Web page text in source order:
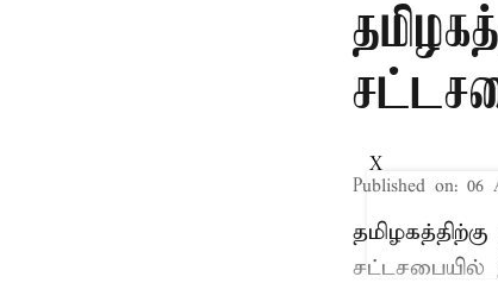
Published on: 06
சட்டசபையில்
X